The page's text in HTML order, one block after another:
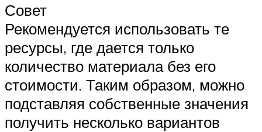
Совет
Рекомендуется использовать те
ресурсы, где дается только
количество материала без его
стоимости. Таким образом, можно
подставляя собственные значения
получить несколько вариантов